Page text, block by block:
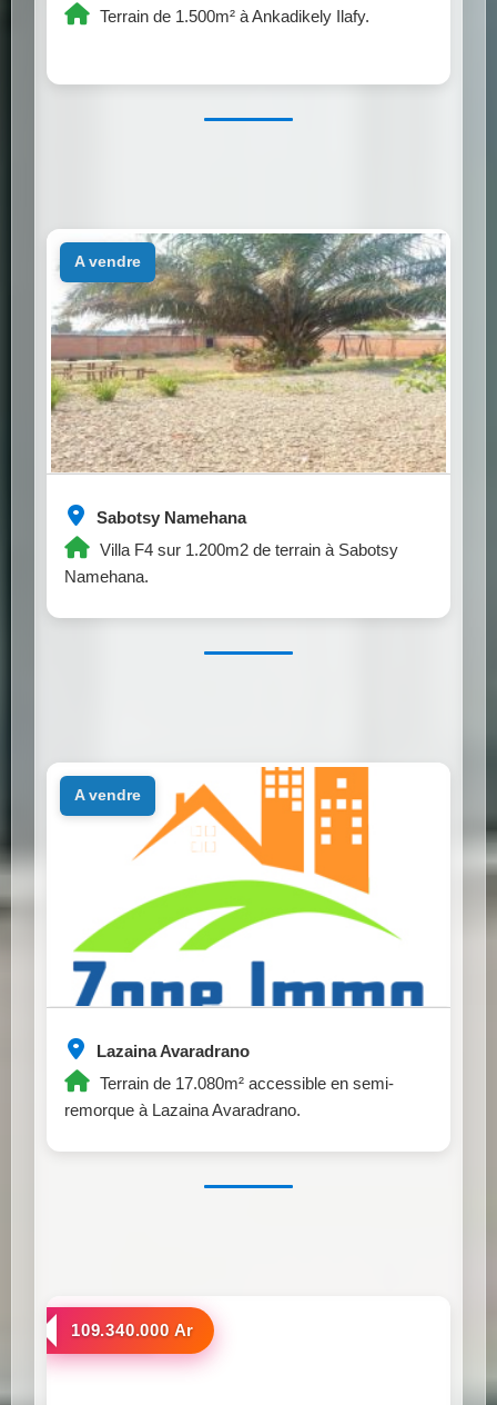
Terrain de 1.500m² à Ankadikely Ilafy.
Sabotsy Namehana
Villa F4 sur 1.200m2 de terrain à Sabotsy
Namehana.
a vendre
Lazaina Avaradrano
Terrain de 17.080m² accessible en semi-
remorque à Lazaina Avaradrano.
a vendre
a vendre
109.340.000 Ar